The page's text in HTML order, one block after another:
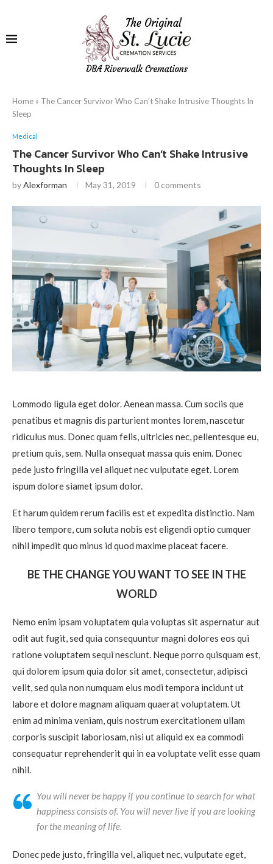
Home » The Cancer Survivor Who Can’t Shake Intrusive Thoughts In
Sleep
Medical
The Cancer Survivor Who Can’t Shake Intrusive
Thoughts In Sleep
byAlexforman May 31, 2019 0 comments
Lommodo ligula eget dolor. Aenean massa. Cum sociis que
penatibus et magnis dis parturient montes lorem, nascetur
ridiculus mus. Donec quam felis, ultricies nec, pellentesque eu,
pretium quis, sem. Nulla onsequat massa quis enim. Donec
pede justo fringilla vel aliquet nec vulputate eget. Lorem
ispum dolore siamet ipsum dolor.
Et harum quidem rerum facilis est et expedita distinctio. Nam
libero tempore, cum soluta nobis est eligendi optio cumquer
nihil impedit quo minus id quod maxime placeat facere.
BE THE CHANGE YOU WANT TO SEE IN THE
WORLD
Nemo enim ipsam voluptatem quia voluptas sit aspernatur aut
odit aut fugit, sed quia consequuntur magni dolores eos qui
ratione voluptatem sequi nesciunt. Neque porro quisquam est,
qui dolorem ipsum quia dolor sit amet, consectetur, adipisci
velit, sed quia non numquam eius modi tempora incidunt ut
labore et dolore magnam aliquam quaerat voluptatem. Ut
enim ad minima veniam, quis nostrum exercitationem ullam
corporis suscipit laboriosam, nisi ut aliquid ex ea commodi
consequatur reprehenderit qui in ea voluptate velit esse quam
nihil.
You will never be happy if you continue to search for what
happiness consists of. You will never live if you are looking
for the meaning of life.
Donec pede justo, fringilla vel, aliquet nec, vulputate eget,